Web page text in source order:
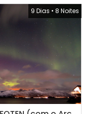
9 Dias • 8 Noites